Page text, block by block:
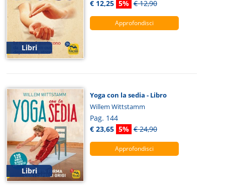
Libri
€ 12,25 5% € 12,90
Approfondisci
Libri
Yoga con la sedia - Libro
Willem Wittstamm
Pag. 144
€ 23,65 5% € 24,90
Approfondisci